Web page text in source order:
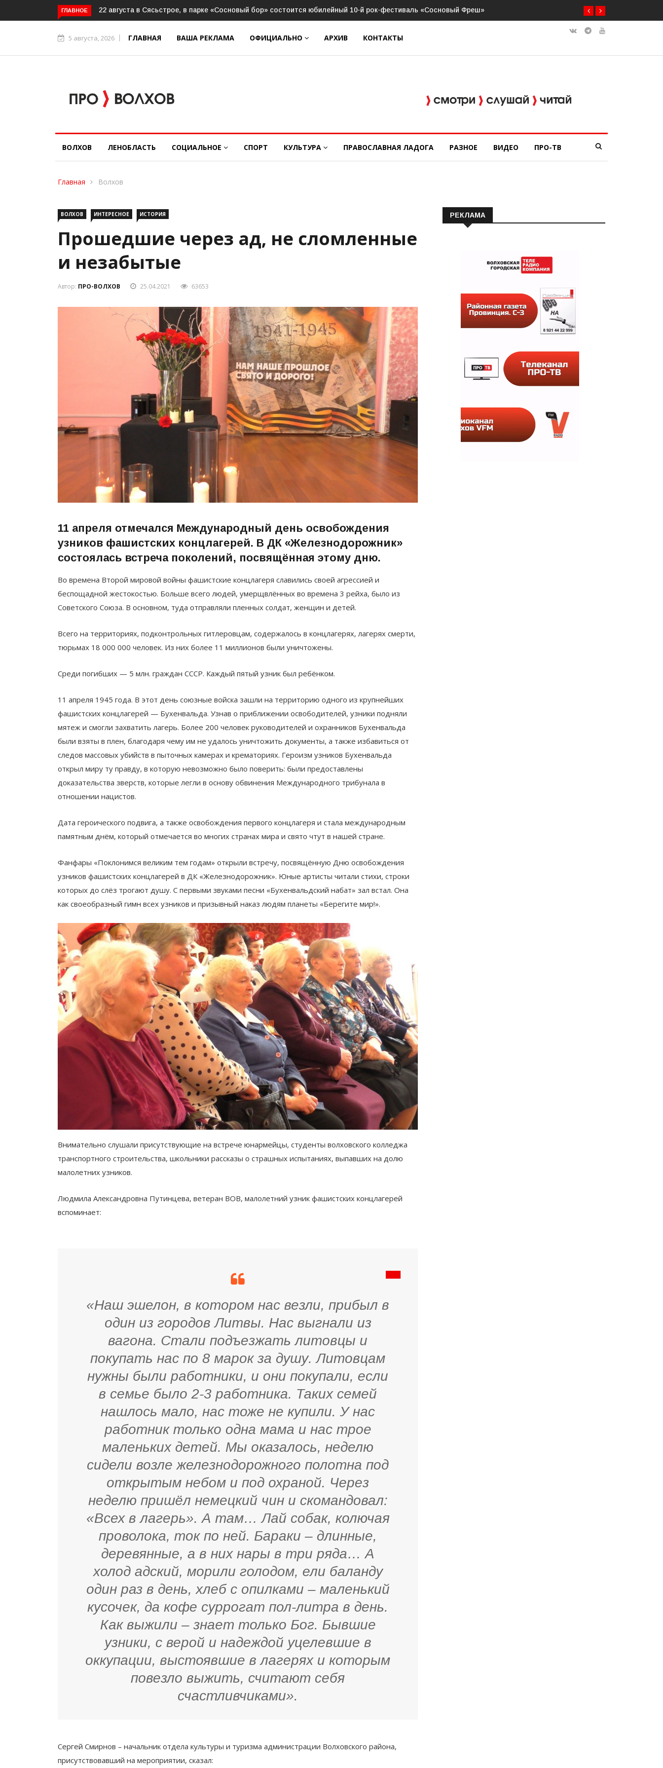
ГЛАВНОЕ На базе ФСЦ «Волхов» начала работу вторая смена Губернаторского молодёжного трудового отряда
5 августа, 2026 ГЛАВНАЯ ВАША РЕКЛАМА ОФИЦИАЛЬНО АРХИВ КОНТАКТЫ
ВОЛХОВ ЛЕНОБЛАСТЬ СОЦИАЛЬНОЕ СПОРТ КУЛЬТУРА ПРАВОСЛАВНАЯ ЛАДОГА РАЗНОЕ ВИДЕО ПРО-ТВ
Главная Волхов
ВОЛХОВ ИНТЕРЕСНОЕ ИСТОРИЯ
Прошедшие через ад, не сломленные
и незабытые
Автор: ПРО-ВОЛХОВ 25.04.2021 63653
11 апреля отмечался Международный день освобождения
узников фашистских концлагерей. В ДК «Железнодорожник»
состоялась встреча поколений, посвящённая этому дню.
Во времена Второй мировой войны фашистские концлагеря славились своей агрессией и
беспощадной жестокостью. Больше всего людей, умерщвлённых во времена 3 рейха, было из
Советского Союза. В основном, туда отправляли пленных солдат, женщин и детей.
Всего на территориях, подконтрольных гитлеровцам, содержалось в концлагерях, лагерях смерти,
тюрьмах 18 000 000 человек. Из них более 11 миллионов были уничтожены.
Среди погибших — 5 млн. граждан СССР. Каждый пятый узник был ребёнком.
11 апреля 1945 года. В этот день союзные войска зашли на территорию одного из крупнейших
фашистских концлагерей — Бухенвальда. Узнав о приближении освободителей, узники подняли
мятеж и смогли захватить лагерь. Более 200 человек руководителей и охранников Бухенвальда
были взяты в плен, благодаря чему им не удалось уничтожить документы, а также избавиться от
следов массовых убийств в пыточных камерах и крематориях. Героизм узников Бухенвальда
открыл миру ту правду, в которую невозможно было поверить: были предоставлены
доказательства зверств, которые легли в основу обвинения Международного трибунала в
отношении нацистов.
Дата героического подвига, а также освобождения первого концлагеря и стала международным
памятным днём, который отмечается во многих странах мира и свято чтут в нашей стране.
Фанфары «Поклонимся великим тем годам» открыли встречу, посвящённую Дню освобождения
узников фашистских концлагерей в ДК «Железнодорожник». Юные артисты читали стихи, строки
которых до слёз трогают душу. С первыми звуками песни «Бухенвальдский набат» зал встал. Она
как своеобразный гимн всех узников и призывный наказ людям планеты «Берегите мир!».
Внимательно слушали присутствующие на встрече юнармейцы, студенты волховского колледжа
транспортного строительства, школьники рассказы о страшных испытаниях, выпавших на долю
малолетних узников.
Людмила Александровна Путинцева, ветеран ВОВ, малолетний узник фашистских концлагерей
вспоминает:
«Наш эшелон, в котором нас везли, прибыл в
один из городов Литвы. Нас выгнали из
вагона. Стали подъезжать литовцы и
покупать нас по 8 марок за душу. Литовцам
нужны были работники, и они покупали, если
в семье было 2-3 работника. Таких семей
нашлось мало, нас тоже не купили. У нас
работник только одна мама и нас трое
маленьких детей. Мы оказалось, неделю
сидели возле железнодорожного полотна под
открытым небом и под охраной. Через
неделю пришёл немецкий чин и скомандовал:
«Всех в лагерь». А там… Лай собак, колючая
проволока, ток по ней. Бараки – длинные,
деревянные, а в них нары в три ряда… А
холод адский, морили голодом, ели баланду
один раз в день, хлеб с опилками – маленький
кусочек, да кофе суррогат пол-литра в день.
Как выжили – знает только Бог. Бывшие
узники, с верой и надеждой уцелевшие в
оккупации, выстоявшие в лагерях и которым
повезло выжить, считают себя
счастливчиками».
Сергей Смирнов – начальник отдела культуры и туризма администрации Волховского района,
присутствовавший на мероприятии, сказал:
РЕКЛАМА